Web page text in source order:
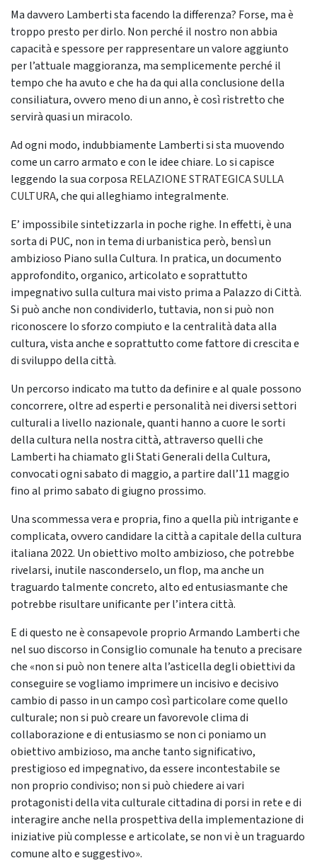
Ma davvero Lamberti sta facendo la differenza? Forse, ma è
troppo presto per dirlo. Non perché il nostro non abbia
capacità e spessore per rappresentare un valore aggiunto
per l’attuale maggioranza, ma semplicemente perché il
tempo che ha avuto e che ha da qui alla conclusione della
consiliatura, ovvero meno di un anno, è così ristretto che
servirà quasi un miracolo.
Ad ogni modo, indubbiamente Lamberti si sta muovendo
come un carro armato e con le idee chiare. Lo si capisce
leggendo la sua corposa RELAZIONE STRATEGICA SULLA
CULTURA, che qui alleghiamo integralmente.
E’ impossibile sintetizzarla in poche righe. In effetti, è una
sorta di PUC, non in tema di urbanistica però, bensì un
ambizioso Piano sulla Cultura. In pratica, un documento
approfondito, organico, articolato e soprattutto
impegnativo sulla cultura mai visto prima a Palazzo di Città.
Si può anche non condividerlo, tuttavia, non si può non
riconoscere lo sforzo compiuto e la centralità data alla
cultura, vista anche e soprattutto come fattore di crescita e
di sviluppo della città.
Un percorso indicato ma tutto da definire e al quale possono
concorrere, oltre ad esperti e personalità nei diversi settori
culturali a livello nazionale, quanti hanno a cuore le sorti
della cultura nella nostra città, attraverso quelli che
Lamberti ha chiamato gli Stati Generali della Cultura,
convocati ogni sabato di maggio, a partire dall’11 maggio
fino al primo sabato di giugno prossimo.
Una scommessa vera e propria, fino a quella più intrigante e
complicata, ovvero candidare la città a capitale della cultura
italiana 2022. Un obiettivo molto ambizioso, che potrebbe
rivelarsi, inutile nasconderselo, un flop, ma anche un
traguardo talmente concreto, alto ed entusiasmante che
potrebbe risultare unificante per l’intera città.
E di questo ne è consapevole proprio Armando Lamberti che
nel suo discorso in Consiglio comunale ha tenuto a precisare
che «non si può non tenere alta l’asticella degli obiettivi da
conseguire se vogliamo imprimere un incisivo e decisivo
cambio di passo in un campo così particolare come quello
culturale; non si può creare un favorevole clima di
collaborazione e di entusiasmo se non ci poniamo un
obiettivo ambizioso, ma anche tanto significativo,
prestigioso ed impegnativo, da essere incontestabile se
non proprio condiviso; non si può chiedere ai vari
protagonisti della vita culturale cittadina di porsi in rete e di
interagire anche nella prospettiva della implementazione di
iniziative più complesse e articolate, se non vi è un traguardo
comune alto e suggestivo».